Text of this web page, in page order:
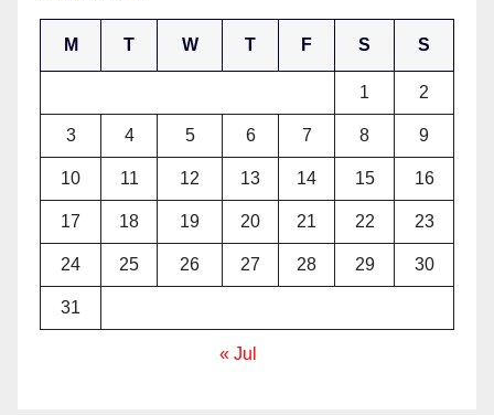
M T W T F S S
1 2
3 4 5 6 7 8 9
10 11 12 13 14 15 16
17 18 19 20 21 22 23
24 25 26 27 28 29 30
31
« Jul